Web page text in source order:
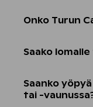
Onko Turun
Saako
Saanko
tai -